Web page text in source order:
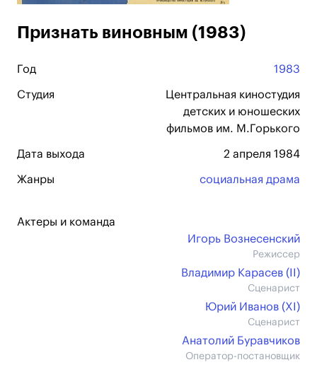
Признать виновным (1983)
Год 1983
Студия
Центральная киностудия
детских и юношеских
фильмов им. М.Горького
Дата выхода 2 апреля 1984
Жанры социальная драма
Актеры и команда
Игорь Вознесенский
Режиссер
Владимир Карасев (II)
Сценарист
Юрий Иванов (XI)
Сценарист
Анатолий Буравчиков
Оператор-постановщик